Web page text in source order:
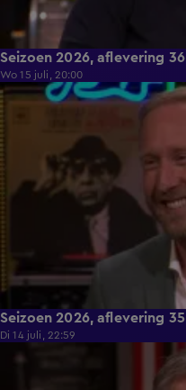
Seizoen 2026, aflevering 36
Wo 15 juli, 20:00
52:59
Seizoen 2026, aflevering 35
Di 14 juli, 22:59
52:07